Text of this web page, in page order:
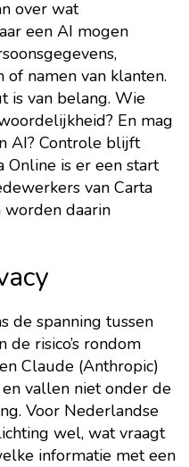
over wat
een AI mogen
namen van klanten.
is van belang. Wie
En mag
AI? Controle blijft
Online is er een start
van Carta
daarin
de spanning tussen
risico’s rondom
Claude (Anthropic)
vallen niet onder de
Voor Nederlandse
wel, wat vraagt
informatie met een